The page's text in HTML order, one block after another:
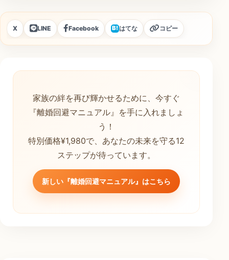
X LINE Facebook B!はてな コピー
家族の絆を再び輝かせるために、今すぐ
『離婚回避マニュアル』を手に入れましょ
う！
特別価格¥1,980で、あなたの未来を守る12
ステップが待っています。
新しい『離婚回避マニュアル』はこちら